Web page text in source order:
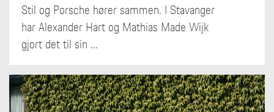
Stil og Porsche hører sammen. I Stavanger
har Alexander Hart og Mathias Made Wijk
gjort det til sin ...